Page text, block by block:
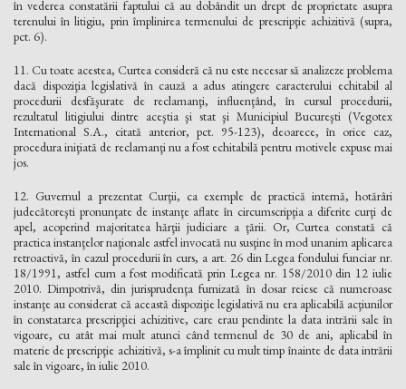
în vederea constatării faptului că au dobândit un drept de proprietate asupra
terenului în litigiu, prin împlinirea termenului de prescripţie achizitivă (supra,
pct. 6).
11. Cu toate acestea, Curtea consideră că nu este necesar să analizeze problema
dacă dispoziţia legislativă în cauză a adus atingere caracterului echitabil al
procedurii desfăşurate de reclamanţi, influenţând, în cursul procedurii,
rezultatul litigiului dintre aceştia şi stat şi Municipiul Bucureşti (Vegotex
International S.A., citată anterior, pct. 95-123), deoarece, în orice caz,
procedura iniţiată de reclamanţi nu a fost echitabilă pentru motivele expuse mai
jos.
12. Guvernul a prezentat Curţii, ca exemple de practică internă, hotărâri
judecătoreşti pronunţate de instanţe aflate în circumscripţia a diferite curţi de
apel, acoperind majoritatea hărţii judiciare a ţării. Or, Curtea constată că
practica instanţelor naţionale astfel invocată nu susţine în mod unanim aplicarea
retroactivă, în cazul procedurii în curs, a art. 26 din Legea fondului funciar nr.
18/1991, astfel cum a fost modificată prin Legea nr. 158/2010 din 12 iulie
2010. Dimpotrivă, din jurisprudenţa furnizată în dosar reiese că numeroase
instanţe au considerat că această dispoziţie legislativă nu era aplicabilă acţiunilor
în constatarea prescripţiei achizitive, care erau pendinte la data intrării sale în
vigoare, cu atât mai mult atunci când termenul de 30 de ani, aplicabil în
materie de prescripţie achizitivă, s-a împlinit cu mult timp înainte de data intrării
sale în vigoare, în iulie 2010.